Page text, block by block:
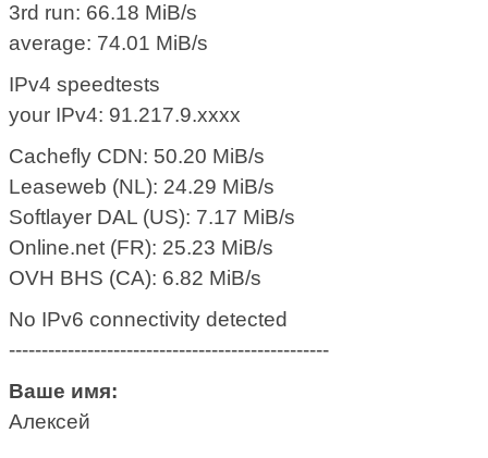
3rd run: 66.18 MiB/s
average: 74.01 MiB/s
IPv4 speedtests
your IPv4: 91.217.9.xxxx
Cachefly CDN: 50.20 MiB/s
Leaseweb (NL): 24.29 MiB/s
Softlayer DAL (US): 7.17 MiB/s
Online.net (FR): 25.23 MiB/s
OVH BHS (CA): 6.82 MiB/s
No IPv6 connectivity detected
-------------------------------------------------
Ваше имя:
Алексей